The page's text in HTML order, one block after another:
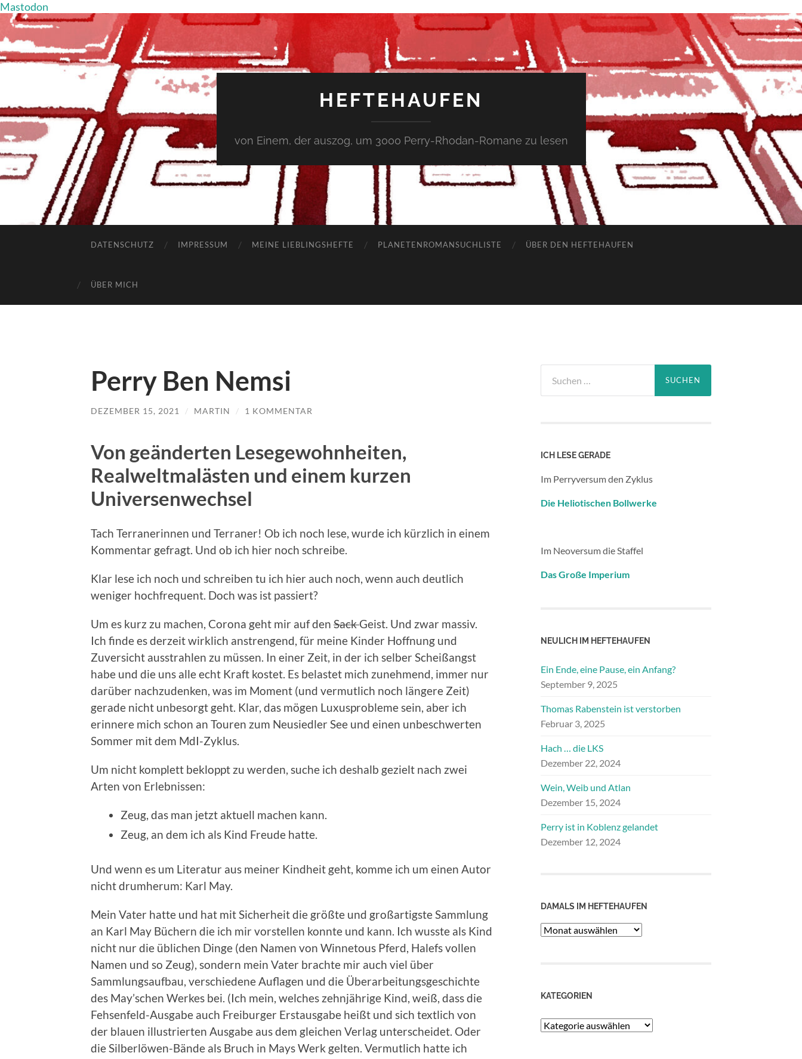
Mastodon
HEFTEHAUFEN
von Einem, der auszog, um 3000 Perry-Rhodan-Romane zu lesen
DATENSCHUTZ IMPRESSUM MEINE LIEBLINGSHEFTE PLANETENROMANSUCHLISTE ÜBER DEN HEFTEHAUFEN
ÜBER MICH
Perry Ben Nemsi
DEZEMBER 15, 2021 / MARTIN / 1 KOMMENTAR
Von geänderten Lesegewohnheiten,
Realweltmalästen und einem kurzen
Universenwechsel
Tach Terranerinnen und Terraner! Ob ich noch lese, wurde ich kürzlich in einem
Kommentar gefragt. Und ob ich hier noch schreibe.
Klar lese ich noch und schreiben tu ich hier auch noch, wenn auch deutlich
weniger hochfrequent. Doch was ist passiert?
Um es kurz zu machen, Corona geht mir auf den SackGeist. Und zwar massiv.
Ich finde es derzeit wirklich anstrengend, für meine Kinder Hoffnung und
Zuversicht ausstrahlen zu müssen. In einer Zeit, in der ich selber Scheißangst
habe und die uns alle echt Kraft kostet. Es belastet mich zunehmend, immer nur
darüber nachzudenken, was im Moment (und vermutlich noch längere Zeit)
gerade nicht unbesorgt geht. Klar, das mögen Luxusprobleme sein, aber ich
erinnere mich schon an Touren zum Neusiedler See und einen unbeschwerten
Sommer mit dem MdI-Zyklus.
Um nicht komplett bekloppt zu werden, suche ich deshalb gezielt nach zwei
Arten von Erlebnissen:
Zeug, das man jetzt aktuell machen kann.
Zeug, an dem ich als Kind Freude hatte.
Und wenn es um Literatur aus meiner Kindheit geht, komme ich um einen Autor
nicht drumherum: Karl May.
Mein Vater hatte und hat mit Sicherheit die größte und großartigste Sammlung
an Karl May Büchern die ich mir vorstellen konnte und kann. Ich wusste als Kind
nicht nur die üblichen Dinge (den Namen von Winnetous Pferd, Halefs vollen
Namen und so Zeug), sondern mein Vater brachte mir auch viel über
Sammlungsaufbau, verschiedene Auflagen und die Überarbeitungsgeschichte
des May’schen Werkes bei. (Ich mein, welches zehnjährige Kind, weiß, dass die
Fehsenfeld-Ausgabe auch Freiburger Erstausgabe heißt und sich textlich von
der blauen illustrierten Ausgabe aus dem gleichen Verlag unterscheidet. Oder
die Silberlöwen-Bände als Bruch in Mays Werk gelten. Vermutlich hatte ich
nach:
ICH LESE GERADE
Im Perryversum den Zyklus
Die Heliotischen Bollwerke
Im Neoversum die Staffel
Das Große Imperium
NEULICH IM HEFTEHAUFEN
Ein Ende, eine Pause, ein Anfang?
September 9, 2025
Thomas Rabenstein ist verstorben
Februar 3, 2025
Hach … die LKS
Dezember 22, 2024
Wein, Weib und Atlan
Dezember 15, 2024
Perry ist in Koblenz gelandet
Dezember 12, 2024
DAMALS IM HEFTEHAUFEN
Damals
KATEGORIEN
Kategorien